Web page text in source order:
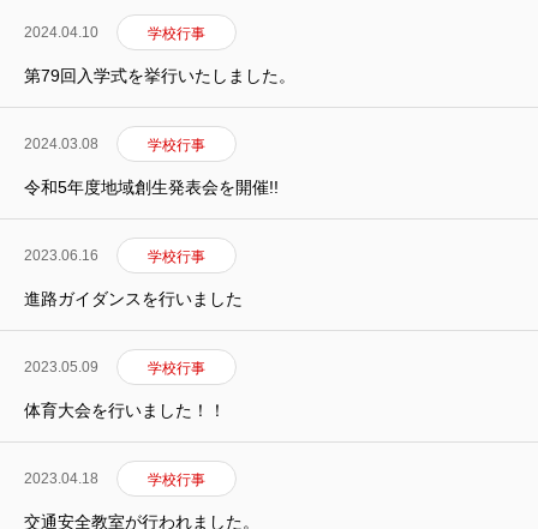
2024.04.10 学校行事
第79回入学式を挙行いたしました。
2024.03.08 学校行事
令和5年度地域創生発表会を開催!!
2023.06.16 学校行事
進路ガイダンスを行いました
2023.05.09 学校行事
体育大会を行いました！！
2023.04.18 学校行事
交通安全教室が行われました。